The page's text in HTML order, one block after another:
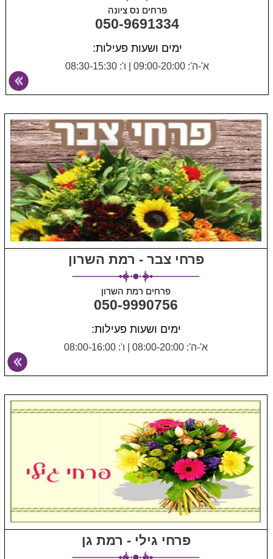
פרחים נס ציונה
050-9691334
ימים ושעות פעילות:
א'-ה': 09:00-20:00 ו': 08:30-15:30
פרחי צבר - רמת השרון
פרחים רמת השרון
050-9990756
ימים ושעות פעילות:
א'-ה': 08:00-20:00 ו': 08:00-16:00
פרחי גילי - רמת גן